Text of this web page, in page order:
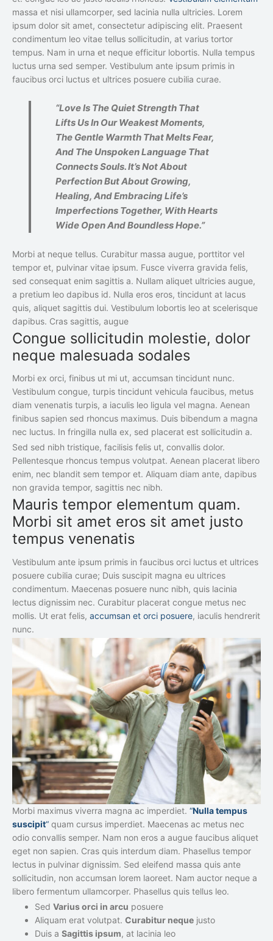
massa et nisi ullamcorper, sed lacinia nulla ultricies. Lorem
ipsum dolor sit amet, consectetur adipiscing elit. Praesent
condimentum leo vitae tellus sollicitudin, at varius tortor
tempus. Nam in urna et neque efficitur lobortis. Nulla tempus
luctus urna sed semper. Vestibulum ante ipsum primis in
faucibus orci luctus et ultrices posuere cubilia curae.
“Love Is The Quiet Strength That
Lifts Us In Our Weakest Moments,
The Gentle Warmth That Melts Fear,
And The Unspoken Language That
Connects Souls. It’s Not About
Perfection But About Growing,
Healing, And Embracing Life’s
Imperfections Together, With Hearts
Wide Open And Boundless Hope.”
Morbi at neque tellus. Curabitur massa augue, porttitor vel
tempor et, pulvinar vitae ipsum. Fusce viverra gravida felis,
sed consequat enim sagittis a. Nullam aliquet ultricies augue,
a pretium leo dapibus id. Nulla eros eros, tincidunt at lacus
quis, aliquet sagittis dui. Vestibulum lobortis leo at scelerisque
dapibus. Cras sagittis, augue
Congue sollicitudin molestie, dolor
neque malesuada sodales
Morbi ex orci, finibus ut mi ut, accumsan tincidunt nunc.
Vestibulum congue, turpis tincidunt vehicula faucibus, metus
diam venenatis turpis, a iaculis leo ligula vel magna. Aenean
finibus sapien sed rhoncus maximus. Duis bibendum a magna
nec luctus. In fringilla nulla ex, sed placerat est sollicitudin a.
Sed sed nibh tristique, facilisis felis ut, convallis dolor.
Pellentesque rhoncus tempus volutpat. Aenean placerat libero
enim, nec blandit sem tempor et. Aliquam diam ante, dapibus
non gravida tempor, sagittis nec nibh.
Mauris tempor elementum quam.
Morbi sit amet eros sit amet justo
tempus venenatis
Vestibulum ante ipsum primis in faucibus orci luctus et ultrices
posuere cubilia curae; Duis suscipit magna eu ultrices
condimentum. Maecenas posuere nunc nibh, quis lacinia
lectus dignissim nec. Curabitur placerat congue metus nec
mollis. Ut erat felis, accumsan et orci posuere, iaculis hendrerit
nunc.
Morbi maximus viverra magna ac imperdiet. “Nulla tempus
suscipit“ quam cursus imperdiet. Maecenas ac metus nec
odio convallis semper. Nam non eros a augue faucibus aliquet
eget non sapien. Cras quis interdum diam. Phasellus tempor
lectus in pulvinar dignissim. Sed eleifend massa quis ante
sollicitudin, non accumsan lorem laoreet. Nam auctor neque a
libero fermentum ullamcorper. Phasellus quis tellus leo.
Sed Varius orci in arcu posuere
Aliquam erat volutpat. Curabitur nequejusto
Duis a Sagittis ipsum, at lacinia leo